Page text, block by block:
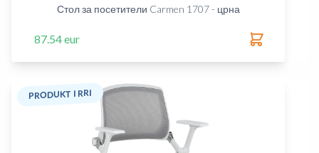
Стол за посетители Carmen 1707 - црна
87.54 eur
PRODUKT I RRI